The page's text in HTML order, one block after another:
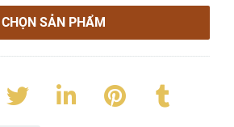
CHỌN SẢN PHẨM